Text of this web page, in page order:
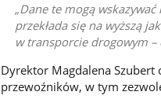
Dane te mogą
przekłada się na wyższą
w transporcie drogowym –
Dyrektor Magdalena
przewoźników, w tym